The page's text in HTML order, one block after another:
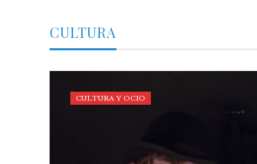
CULTURA
CULTURA Y OCIO